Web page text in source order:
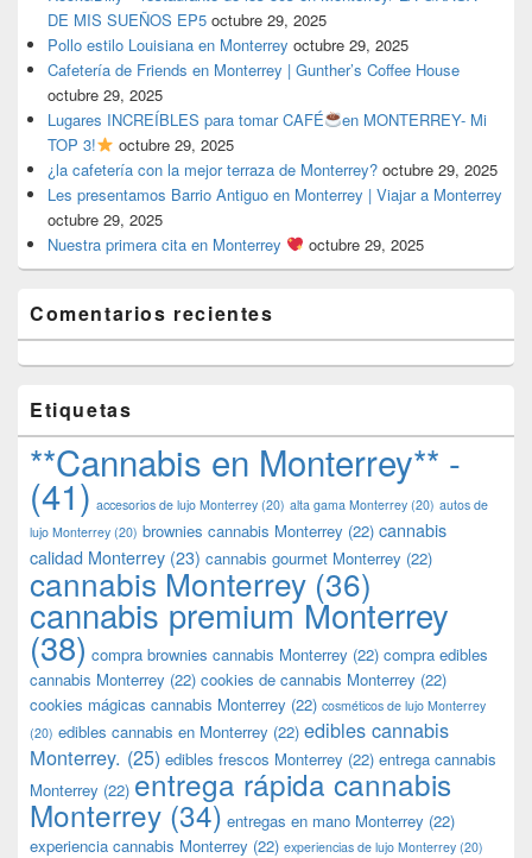
DE MIS SUEÑOS EP5 octubre 29, 2025
Pollo estilo Louisiana en Monterrey octubre 29, 2025
Cafetería de Friends en Monterrey | Gunther’s Coffee House
octubre 29, 2025
Lugares INCREÍBLES para tomar CAFÉ
en MONTERREY- Mi
TOP 3!
octubre 29, 2025
¿la cafetería con la mejor terraza de Monterrey? octubre 29, 2025
Les presentamos Barrio Antiguo en Monterrey | Viajar a Monterrey
octubre 29, 2025
Nuestra primera cita en Monterrey
octubre 29, 2025
Comentarios recientes
Etiquetas
**Cannabis en Monterrey** -
(41) accesorios de lujo Monterrey (20) alta gama Monterrey (20) autos de
lujo Monterrey (20) brownies cannabis Monterrey (22) cannabis
calidad Monterrey (23) cannabis gourmet Monterrey (22)
cannabis Monterrey (36)
cannabis premium Monterrey
(38) compra brownies cannabis Monterrey (22) compra edibles
cannabis Monterrey (22) cookies de cannabis Monterrey (22)
cookies mágicas cannabis Monterrey (22) cosméticos de lujo Monterrey
(20) edibles cannabis en Monterrey (22) edibles cannabis
Monterrey. (25) edibles frescos Monterrey (22) entrega cannabis
Monterrey (22) entrega rápida cannabis
Monterrey (34) entregas en mano Monterrey (22)
experiencia cannabis Monterrey (22) experiencias de lujo Monterrey (20)